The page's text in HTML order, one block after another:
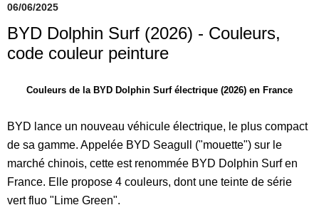
06/06/2025
BYD Dolphin Surf (2026) - Couleurs,
code couleur peinture
Couleurs de la BYD Dolphin Surf électrique (2026) en France
BYD lance un nouveau véhicule électrique, le plus compact
de sa gamme. Appelée BYD Seagull ("mouette") sur le
marché chinois, cette est renommée BYD Dolphin Surf en
France. Elle propose 4 couleurs, dont une teinte de série
vert fluo "Lime Green".